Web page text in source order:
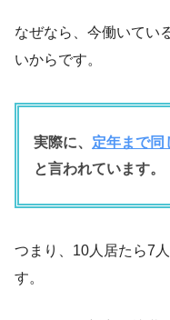
なぜなら、今働いてい
いからです。
実際に、 定年まで同
と言われています。
つまり、10人居たら7
す。